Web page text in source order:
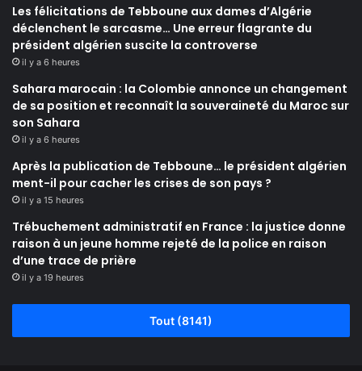
Les félicitations de Tebboune aux dames d’Algérie
déclenchent le sarcasme… Une erreur flagrante du
président algérien suscite la controverse
il y a 6 heures
Sahara marocain : la Colombie annonce un changement
de sa position et reconnaît la souveraineté du Maroc sur
son Sahara
il y a 6 heures
Après la publication de Tebboune… le président algérien
ment-il pour cacher les crises de son pays ?
il y a 15 heures
Trébuchement administratif en France : la justice donne
raison à un jeune homme rejeté de la police en raison
d’une trace de prière
il y a 19 heures
Tout (8141)